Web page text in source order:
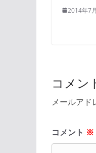
2014年7
コメン
メールアド
コメント ※